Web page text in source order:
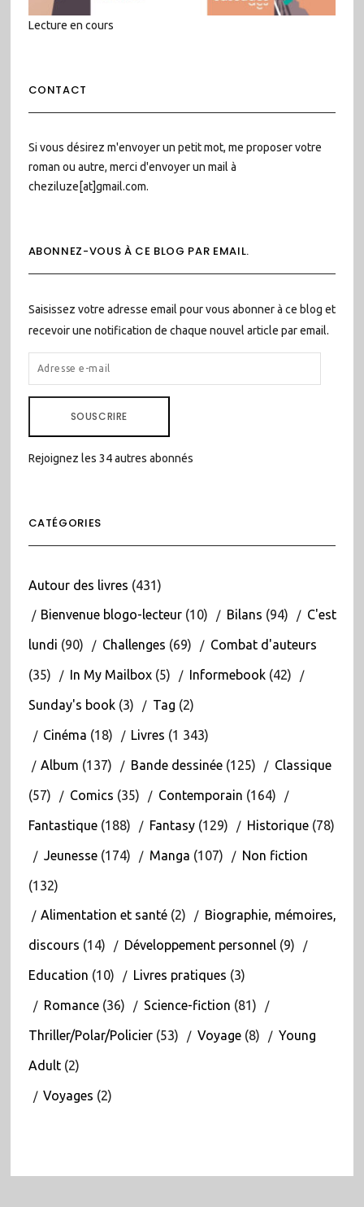
Lecture en cours
CONTACT
Si vous désirez m'envoyer un petit mot, me proposer votre
roman ou autre, merci d'envoyer un mail à
cheziluze[at]gmail.com.
ABONNEZ-VOUS À CE BLOG PAR EMAIL.
Saisissez votre adresse email pour vous abonner à ce blog et
recevoir une notification de chaque nouvel article par email.
ADRESSE
E-
SOUSCRIRE
Rejoignez les 34 autres abonnés
CATÉGORIES
Autour des livres (431)
Bienvenue blogo-lecteur(10) Bilans (94) C'est
lundi (90) Challenges (69) Combat d'auteurs
(35) In My Mailbox(5) Informebook(42)
Sunday's book(3) Tag (2)
Cinéma (18) Livres (1 343)
Album (137) Bande dessinée(125) Classique
(57) Comics (35) Contemporain (164)
Fantastique(188) Fantasy(129) Historique(78)
Jeunesse(174) Manga (107) Non fiction
(132)
Alimentation et santé(2) Biographie, mémoires,
discours (14) Développement personnel(9)
Education (10) Livres pratiques (3)
Romance(36) Science-fiction (81)
Thriller/Polar/Policier(53) Voyage(8) Young
Adult(2)
Voyages (2)